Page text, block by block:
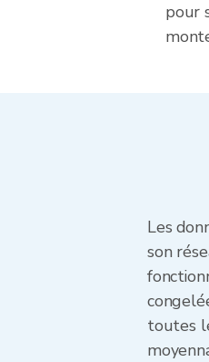
pour
Les
son
toutes